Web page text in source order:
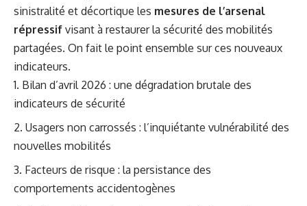
sinistralité et décortique les mesures de l’arsenal
répressif visant à restaurer la sécurité des mobilités
partagées. On fait le point ensemble sur ces nouveaux
indicateurs.
Bilan d’avril 2026 : une dégradation brutale des
indicateurs de sécurité
Usagers non carrossés : l’inquiétante vulnérabilité des
nouvelles mobilités
Facteurs de risque : la persistance des
comportements accidentogènes